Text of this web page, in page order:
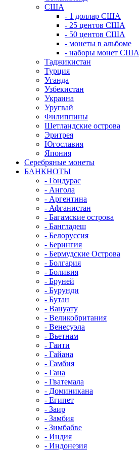
США
- 1 доллар США
- 25 центов США
- 50 центов США
- монеты в альбоме
- наборы монет США
Таджикистан
Турция
Уганда
Узбекистан
Украина
Уругвай
Филиппины
Шетландские острова
Эритрея
Югославия
Япония
Серебряные монеты
БАНКНОТЫ
- Гондурас
- Ангола
- Аргентина
- Афганистан
- Багамские острова
- Бангладеш
- Белоруссия
- Берингия
- Бермудские Острова
- Болгария
- Боливия
- Бруней
- Бурунди
- Бутан
- Вануату
- Великобритания
- Венесуэла
- Вьетнам
- Гаити
- Гайана
- Гамбия
- Гана
- Гватемала
- Доминикана
- Египет
- Заир
- Замбия
- Зимбабве
- Индия
- Индонезия